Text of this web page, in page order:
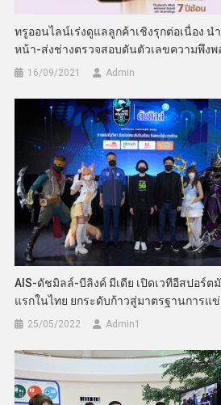
ทรูออนไลน์เร่งดูแลลูกค้าเชิงรุกต่อเนื่อง น
หน้า-ส่งช่างตรวจสอบดันตัวเลขความพึงพ
16/09/2021 Admin
AIS-ดัชมิลล์-บีลิงค์ มีเดีย เปิดเวทีอีสปอร์ต
แรกในไทย ยกระดับก้าวสู่มาตรฐานการแ
25/05/2022 Admin​1